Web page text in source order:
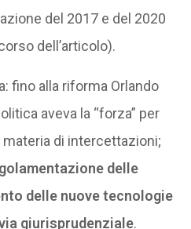
del 2017 e del 2020
dell’articolo).
fino alla riforma Orlando
aveva la “forza” per
di intercettazioni;
delle
delle nuove tecnologie
giurisprudenziale.